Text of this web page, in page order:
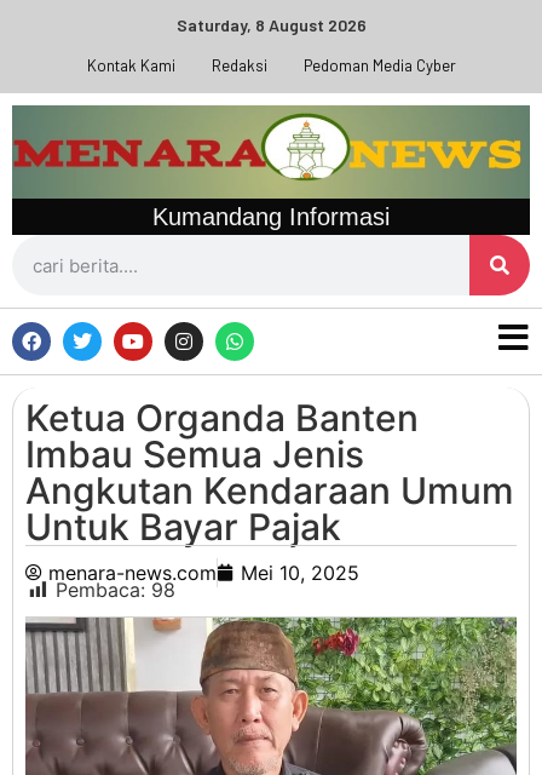
Saturday, 8 August 2026
Kontak Kami Redaksi Pedoman Media Cyber
Kumandang Informasi
Ketua Organda Banten
Imbau Semua Jenis
Angkutan Kendaraan Umum
Untuk Bayar Pajak
menara-news.com Mei 10, 2025
Pembaca: 98